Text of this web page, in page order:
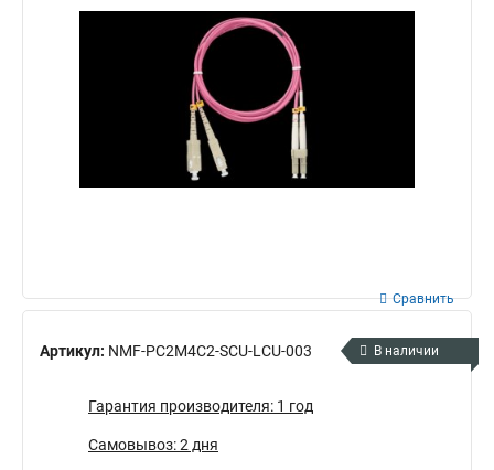
Артикул: NMF-PC2M4C2-SCU-LCU-003
Сравнить
В наличии
Гарантия производителя: 1 год
Самовывоз: 2 дня